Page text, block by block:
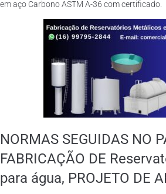
em aço Carbono ASTM A-36 com certificado.
NORMAS SEGUIDAS NO
FABRICAÇÃO DE
para água, PROJETO DE